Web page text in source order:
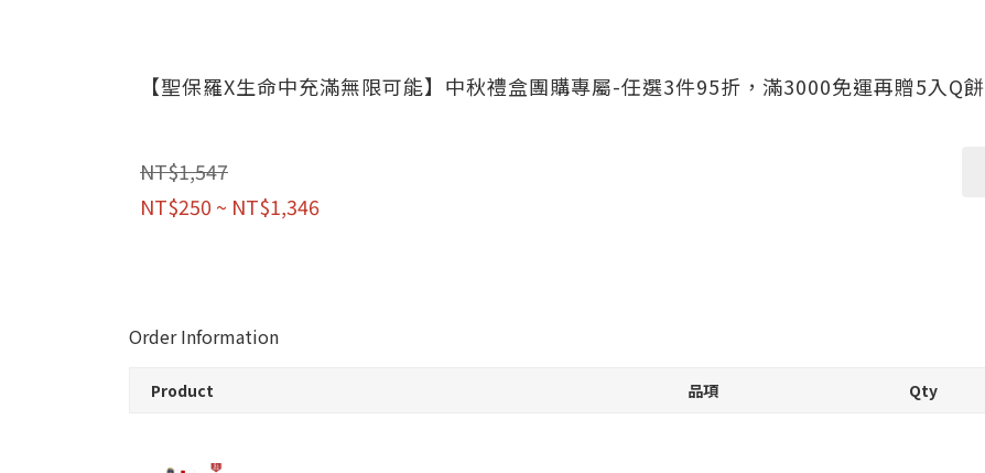
【聖保羅X生命中充滿無限可能】中秋禮盒團購專屬-任選3件95折，滿3000免運再贈5入Q餅
NT$1,547
NT$250 ~ NT$1,346
Order Information
Product 品項 Qty